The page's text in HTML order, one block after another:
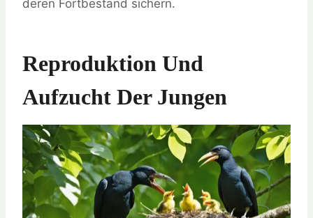
deren Fortbestand sichern.
Reproduktion Und
Aufzucht Der Jungen